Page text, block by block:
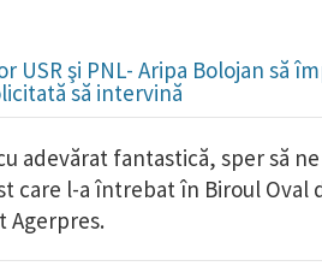
USR şi PNL- Aripa Bolojan să
să intervină
adevărat fantastică, sper să
care l-a întrebat în Biroul Oval
Agerpres.